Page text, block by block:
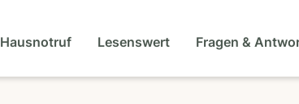
Hausnotruf Lesenswert Fragen &